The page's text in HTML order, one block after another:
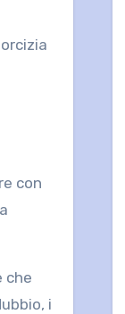
con
che
i